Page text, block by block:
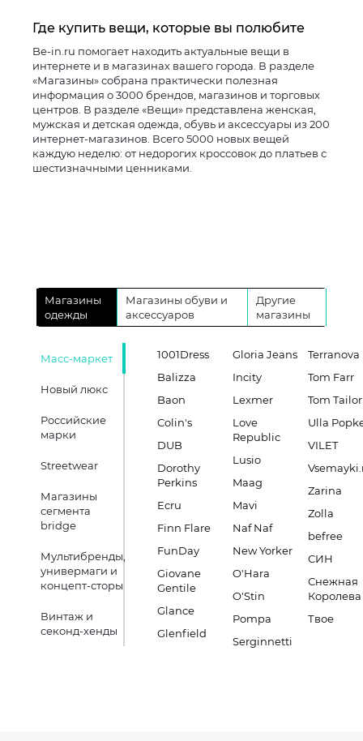
Где купить вещи, которые вы полюбите
Be-in.ru помогает находить актуальные вещи в
интернете и в магазинах вашего города. В разделе
«Магазины» собрана практически полезная
информация о 3000 брендов, магазинов и торговых
центров. В разделе «Вещи» представлена женская,
мужская и детская одежда, обувь и аксессуары из 200
интернет-магазинов. Всего 5000 новых вещей
каждую неделю: от недорогих кроссовок до платьев с
шестизначными ценниками.
Магазины
одежды
Магазины обуви и
аксессуаров
Другие
магазины
Масс-маркет
Новый люкс
Российские
марки
Streetwear
Магазины
сегмента
bridge
Мультибренды,
универмаги и
концепт-сторы
Винтаж и
секонд-хенды
1001Dress
Balizza
Baon
Colin's
DUB
Dorothy
Perkins
Ecru
Finn Flare
FunDay
Giovane
Gentile
Glance
Glenfield
Gloria Jeans
Incity
Lexmer
Love
Republic
Lusio
Maag
Mavi
Naf Naf
New Yorker
O'Hara
O'Stin
Pompa
Serginnetti
Terranova
Tom Farr
Tom Tailor
Ulla
VILET
Zarina
Zolla
befree
СИН
Снежная
Королева
Твое